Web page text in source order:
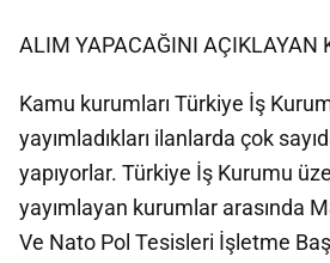
ALIM YAPACAĞINI AÇIKLAYAN
Kamu kurumları Türkiye İş
yayımladıkları ilanlarda çok
yapıyorlar. Türkiye İş Kurumu
yayımlayan kurumlar arasında
Ve Nato Pol Tesisleri İşletme